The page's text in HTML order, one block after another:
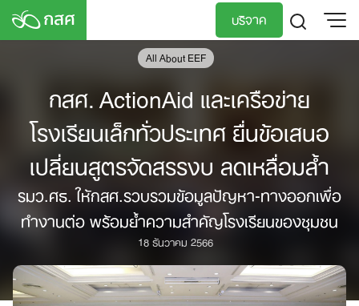
Skip
บริจาค
All About EEF
กสศ. ActionAid และเครือข่าย
โรงเรียนเล็กทั่วประเทศ ยื่นข้อเสนอ
เปลี่ยนสูตรจัดสรรงบ ลดเหลื่อมล้ำ
รมว.ศธ. ให้กสศ.รวบรวมข้อมูลปัญหา-ทางออกเพื่อ
ทำงานต่อ พร้อมย้ำความสำคัญโรงเรียนของชุมชน
18 ธันวาคม 2566